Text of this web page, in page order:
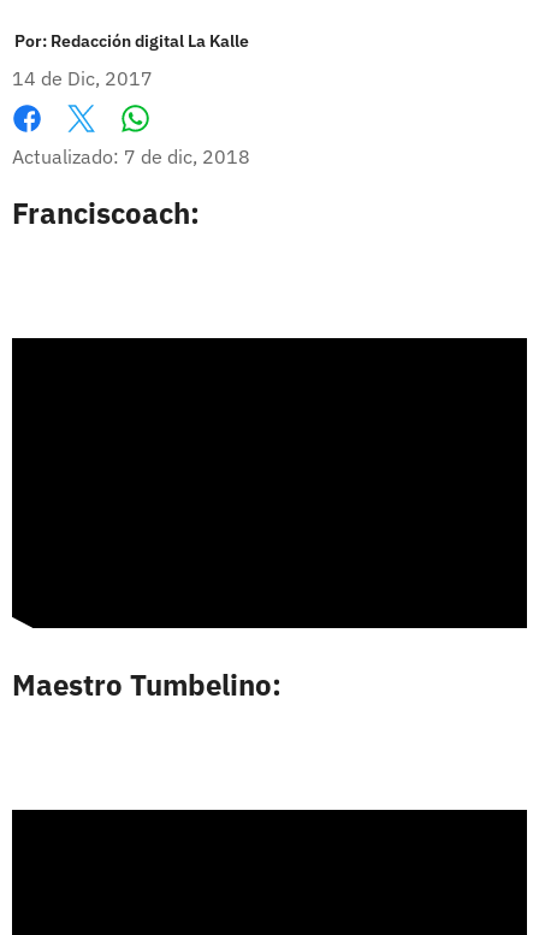
Por: Redacción digital La Kalle
14 de Dic, 2017
Facebook
X
Actualizado: 7 de dic, 2018
Franciscoach:
Maestro Tumbelino: